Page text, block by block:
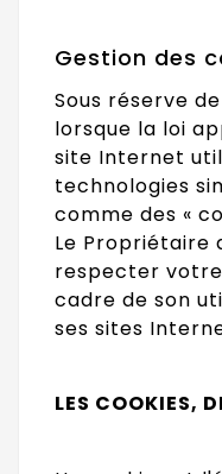
Gestion des
Sous réserve
lorsque la loi
site Internet
technologies
comme des «
Le Propriétaire
respecter
cadre de son
ses sites
LES COOKIES,